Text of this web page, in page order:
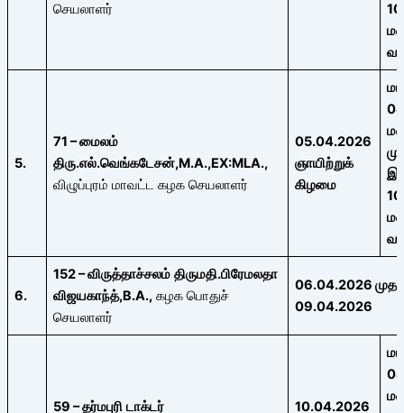
செயலாளர்
10
5.
71 – மைலம்
திரு.எல்.வெங்கடேசன்,M.A.,EX:MLA.,
விழுப்புரம் மாவட்ட கழக செயலாளர்
05.04.2026
ஞாயிற்றுக்
கிழமை
10
6.
152– விருத்தாச்சலம் திருமதி.பிரேமலதா
விஜயகாந்த்,B.A., கழக பொதுச்
செயலாளர்
06.04.2026
09.04.2026
59– தர்மபுரி டாக்டர்
10.04.2026